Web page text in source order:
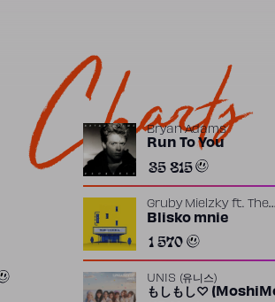
Charts
Bryan Adams
Run To You
35 815
Gruby Mielzkyft.
The
Returners
Blisko mnie
1 570
UNIS (유니스)
もしもし♡